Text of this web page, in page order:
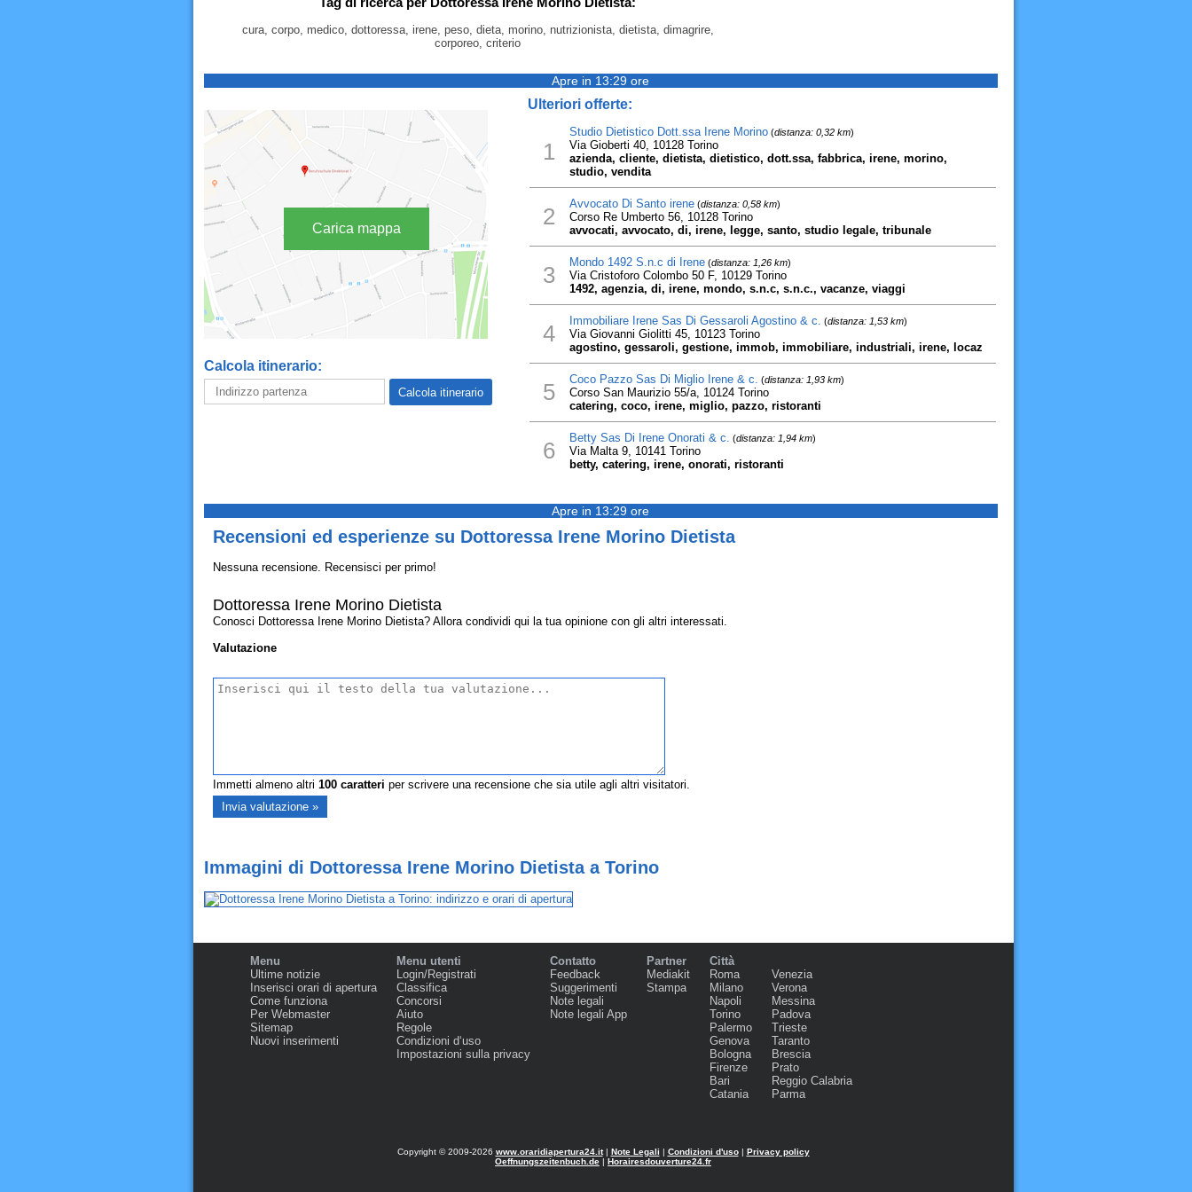
cura, corpo, medico, dottoressa, irene, peso, dieta, morino, nutrizionista, dietista, dimagrire,
corporeo, criterio
Apre in 13:29 ore
Carica mappa
Calcola itinerario:
Ulteriori offerte:
1
Studio Dietistico Dott.ssa Irene Morino(distanza: 0,32 km)
Via Gioberti 40, 10128 Torino
azienda, cliente, dietista, dietistico, dott.ssa, fabbrica, irene, morino,
studio, vendita
2 Avvocato Di Santo irene(distanza: 0,58 km)
Corso Re Umberto 56, 10128 Torino
avvocati, avvocato, di, irene, legge, santo, studio legale, tribunale
3 Mondo 1492 S.n.c di Irene(distanza: 1,26 km)
Via Cristoforo Colombo 50 F, 10129 Torino
1492, agenzia, di, irene, mondo, s.n.c, s.n.c., vacanze, viaggi
4 Immobiliare Irene Sas Di Gessaroli Agostino & c. (distanza: 1,53 km)
Via Giovanni Giolitti 45, 10123 Torino
agostino, gessaroli, gestione, immob, immobiliare, industriali, irene, locaz
5 Coco Pazzo Sas Di Miglio Irene & c. (distanza: 1,93 km)
Corso San Maurizio 55/a, 10124 Torino
catering, coco, irene, miglio, pazzo, ristoranti
6 Betty Sas Di Irene Onorati & c. (distanza: 1,94 km)
Via Malta 9, 10141 Torino
betty, catering, irene, onorati, ristoranti
Apre in 13:29 ore
Recensioni ed esperienze su Dottoressa Irene Morino Dietista
Nessuna recensione. Recensisci per primo!
Dottoressa Irene Morino Dietista
Conosci Dottoressa Irene Morino Dietista? Allora condividi qui la tua opinione con gli altri interessati.
Valutazione
Immetti almeno altri 100caratteri per scrivere una recensione che sia utile agli altri visitatori.
Immagini di Dottoressa Irene Morino Dietista a Torino
Menu
Ultime notizie
Inserisci orari di apertura
Come funziona
Per Webmaster
Sitemap
Nuovi inserimenti
Menu utenti
Login/Registrati
Classifica
Concorsi
Aiuto
Regole
Condizioni d‘uso
Impostazioni sulla privacy
Contatto
Feedback
Suggerimenti
Note legali
Note legali App
Partner
Mediakit
Stampa
Città
Roma
Milano
Napoli
Torino
Palermo
Genova
Bologna
Firenze
Bari
Catania
Venezia
Verona
Messina
Padova
Trieste
Taranto
Brescia
Prato
Reggio Calabria
Parma
Copyright © 2009-2026 www.oraridiapertura24.it| Note Legali | Condizioni d'uso| Privacy policy
Oeffnungszeitenbuch.de | Horairesdouverture24.fr